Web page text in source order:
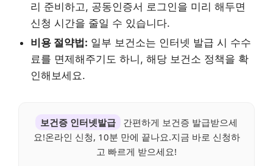
리 준비하고, 공동인증서 로그인을 미리 해두면
신청 시간을 줄일 수 있습니다.
비용 절약법: 일부 보건소는 인터넷 발급 시 수수
료를 면제해주기도 하니, 해당 보건소 정책을 확
인해보세요.
보건증 인터넷발급
간편하게 보건증 발급받으세
요!온라인 신청, 10분 만에 끝나요.지금 바로 신청하
고 빠르게 받으세요!